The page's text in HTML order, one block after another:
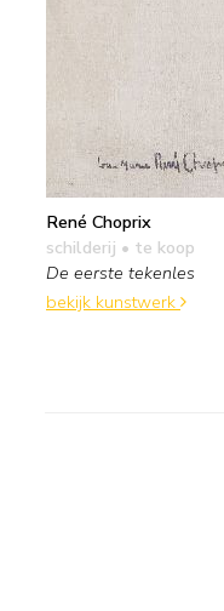
René Choprix
schilderij • te koop
De eerste tekenles
bekijk kunstwerk